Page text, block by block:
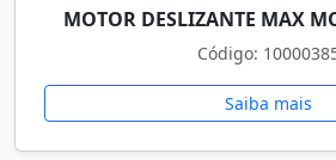
MOTOR DESLIZANTE MAX
Código:
Saiba mais